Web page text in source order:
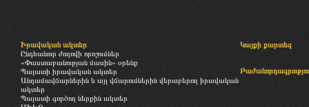
Իրավական ակտեր
Ընդհանուր ժողովի որոշումներ
«Փաստաբանության մասին» օրենք
Պալատի իրավական ակտեր
Անդամավճարներին և այլ վճարումներին վերաբերող իրավական
ակտեր
Պալատի գործող ներքին ակտեր
Կայքի քարտեզ